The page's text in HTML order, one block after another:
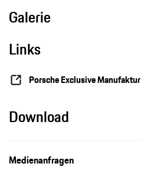
Galerie
Links
Porsche Exclusive Manufaktur
Download
Medienanfragen